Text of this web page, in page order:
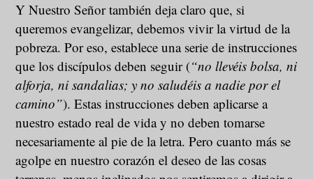
Y Nuestro Señor también deja claro que, si
queremos evangelizar, debemos vivir la virtud de la
pobreza. Por eso, establece una serie de instrucciones
que los discípulos deben seguir (“no llevéis bolsa, ni
alforja, ni sandalias; y no saludéis a nadie por el
camino”). Estas instrucciones deben aplicarse a
nuestro estado real de vida y no deben tomarse
necesariamente al pie de la letra. Pero cuanto más se
agolpe en nuestro corazón el deseo de las cosas